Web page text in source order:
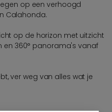
op een verhoogd
Calahonda.
op de horizon met uitzicht
en 360° panorama's vanaf
ver weg van alles wat je